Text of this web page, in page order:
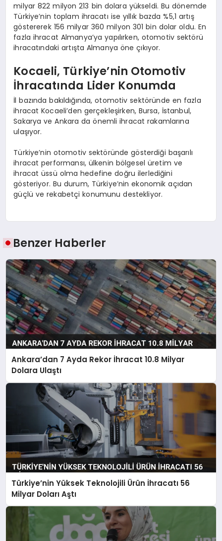
milyar 822 milyon 213 bin dolara yükseldi. Bu dönemde
Türkiye’nin toplam ihracatı ise yıllık bazda %5,1 artış
göstererek 156 milyar 360 milyon 301 bin dolar oldu. En
fazla ihracat Almanya’ya yapılırken, otomotiv sektörü
ihracatındaki artışta Almanya öne çıkıyor.
Kocaeli, Türkiye’nin Otomotiv
İhracatında Lider Konumda
İl bazında bakıldığında, otomotiv sektöründe en fazla
ihracat Kocaeli’den gerçekleşirken, Bursa, İstanbul,
Sakarya ve Ankara da önemli ihracat rakamlarına
ulaşıyor.
Türkiye’nin otomotiv sektöründe gösterdiği başarılı
ihracat performansı, ülkenin bölgesel üretim ve
ihracat üssü olma hedefine doğru ilerlediğini
gösteriyor. Bu durum, Türkiye’nin ekonomik açıdan
güçlü ve rekabetçi konumunu destekliyor.
Benzer Haberler
Ankara’dan 7 Ayda Rekor İhracat 10.8 Milyar
Dolara Ulaştı
Türkiye’nin Yüksek Teknolojili Ürün İhracatı 56
Milyar Doları Aştı